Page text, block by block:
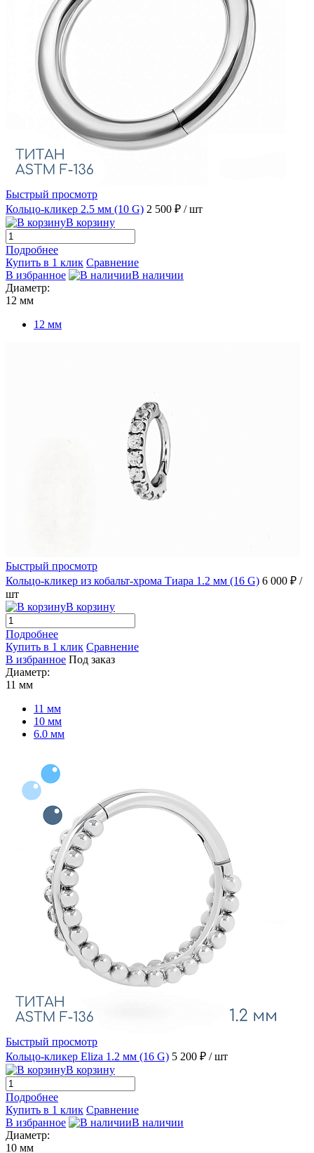
Быстрый просмотр
Кольцо-кликер 2.5 мм (10 G) 2 500 ₽ / шт
В корзину
Подробнее
Купить в 1 клик Сравнение
В избранное
В наличии
Диаметр:
12 мм
12 мм
Быстрый просмотр
Кольцо-кликер из кобальт-хрома Тиара 1.2 мм (16 G) 6 000 ₽ /
шт
В корзину
Подробнее
Купить в 1 клик Сравнение
В избранное Под заказ
Диаметр:
11 мм
11 мм
10 мм
6.0 мм
Быстрый просмотр
Кольцо-кликер Eliza 1.2 мм (16 G) 5 200 ₽ / шт
В корзину
Подробнее
Купить в 1 клик Сравнение
В избранное
В наличии
Диаметр:
10 мм